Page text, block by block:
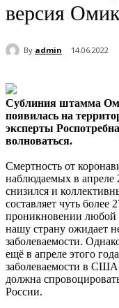
версия
By admin 14.06.2022
Сублиния штамма
появилась на
эксперты
волноваться.
Смертность от
наблюдаемых в апреле
снизился и
составляет чуть более
проникновении любой
нашу страну ожидает
заболеваемости.
ещё в апреле этого
заболеваемости в
должна
России.